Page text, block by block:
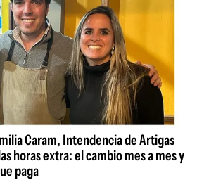
Caram, Intendencia de Artigas
horas extra: el cambio mes a mes y
paga